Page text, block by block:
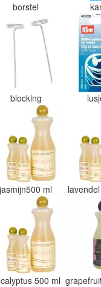
borstel
blocking
jasmijn500 ml
500 ml